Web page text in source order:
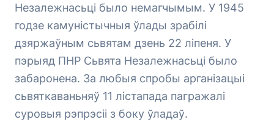
Незалежнасьці было немагчымым. У 1945
годзе камуністычныя ўлады зрабілі
дзяржаўным сьвятам дзень 22 ліпеня. У
пэрыяд ПНР Сьвята Незалежнасьці было
забаронена. За любыя спробы арганізацыі
сьвяткаваньняў 11 лістапада пагражалі
суровыя рэпрэсіі з боку ўладаў.